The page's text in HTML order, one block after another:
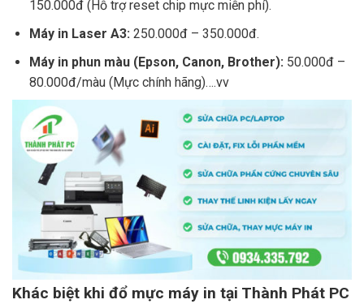
150.000đ (Hỗ trợ reset chip mực miễn phí).
Máy in Laser A3: 250.000đ – 350.000đ.
Máy in phun màu (Epson, Canon, Brother): 50.000đ –
80.000đ/màu (Mực chính hãng)….vv
Khác biệt khi đổ mực máy in tại Thành Phát PC